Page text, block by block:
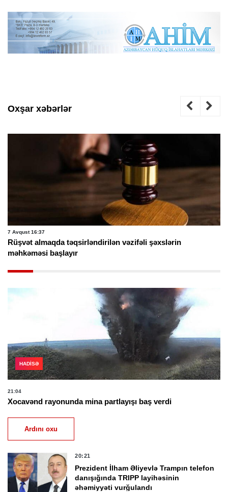
Oxşar xəbərlər
7 Avqust 12:23
Bakı Apellyasiya Məhkəməsinin hakimi təqaüdə göndərildi -
FOTO
HADISƏ
21:04
Xocavənd rayonunda mina partlayışı baş verdi
Ardını oxu
20:21
Prezident İlham Əliyevlə Trampın telefon
danışığında TRIPP layihəsinin
əhəmiyyəti vurğulandı